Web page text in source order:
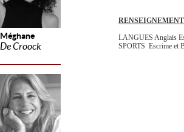
Méghane
De Croock
LANGUES Anglais
SPORTS Escrime et